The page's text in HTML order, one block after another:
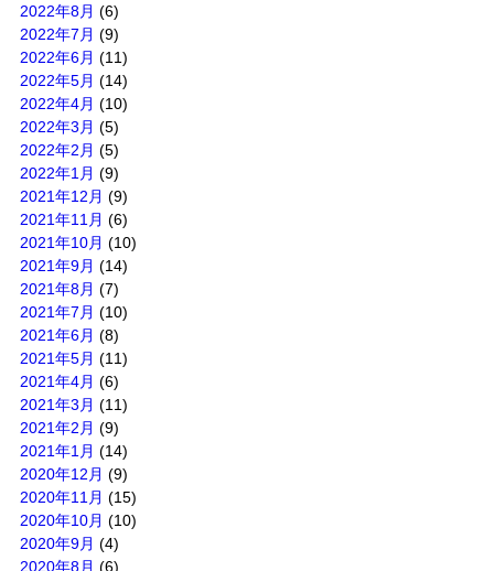
2022年8月 (6)
2022年7月 (9)
2022年6月 (11)
2022年5月 (14)
2022年4月 (10)
2022年3月 (5)
2022年2月 (5)
2022年1月 (9)
2021年12月 (9)
2021年11月 (6)
2021年10月 (10)
2021年9月 (14)
2021年8月 (7)
2021年7月 (10)
2021年6月 (8)
2021年5月 (11)
2021年4月 (6)
2021年3月 (11)
2021年2月 (9)
2021年1月 (14)
2020年12月 (9)
2020年11月 (15)
2020年10月 (10)
2020年9月 (4)
2020年8月 (6)